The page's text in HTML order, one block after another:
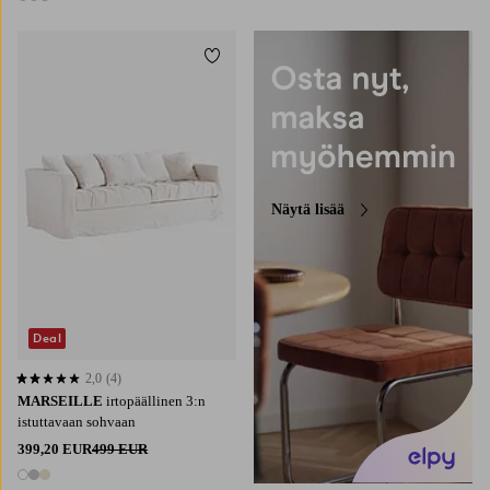
3 värejä
MARSEILLE irtopäällinen 3:n
istuttavaan sohvaan
399,20 EUR499 EUR
3 värejä
2,0 perustuen 4 arvosanaan
2,0 (4)
Deal
Lisää suosikkeihin
Näytä lisää